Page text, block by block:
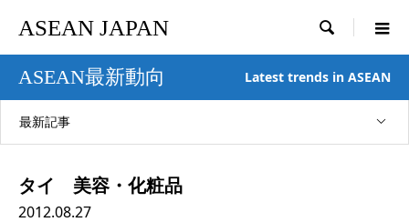
ASEAN JAPAN 
ASEAN最新動向 Latest trends in ASEAN
最新記事
タイ 美容・化粧品
2012.08.27